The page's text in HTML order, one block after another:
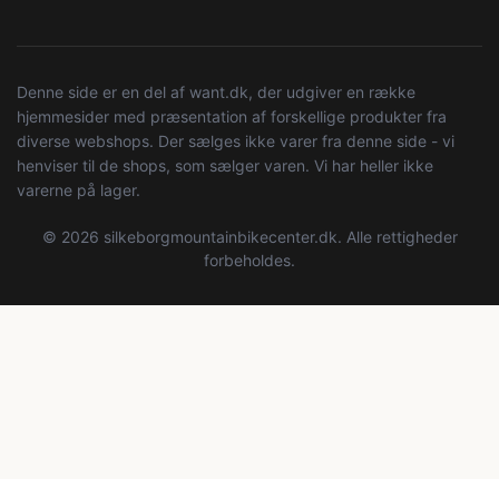
Denne side er en del af want.dk, der udgiver en række
hjemmesider med præsentation af forskellige produkter fra
diverse webshops. Der sælges ikke varer fra denne side - vi
henviser til de shops, som sælger varen. Vi har heller ikke
varerne på lager.
© 2026 silkeborgmountainbikecenter.dk. Alle rettigheder
forbeholdes.